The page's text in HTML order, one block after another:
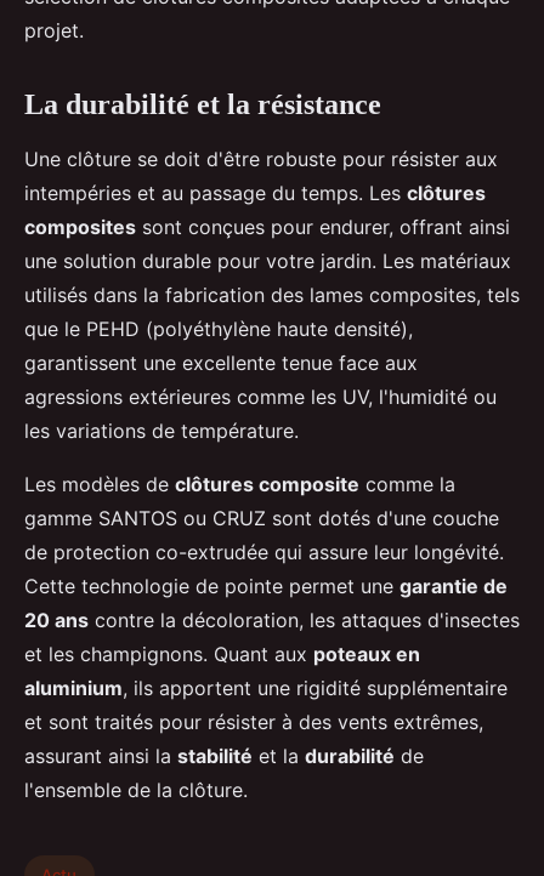
projet.
La durabilité et la résistance
Une clôture se doit d'être robuste pour résister aux
intempéries et au passage du temps. Les clôtures
composites sont conçues pour endurer, offrant ainsi
une solution durable pour votre jardin. Les matériaux
utilisés dans la fabrication des lames composites, tels
que le PEHD (polyéthylène haute densité),
garantissent une excellente tenue face aux
agressions extérieures comme les UV, l'humidité ou
les variations de température.
Les modèles de clôtures composite comme la
gamme SANTOS ou CRUZ sont dotés d'une couche
de protection co-extrudée qui assure leur longévité.
Cette technologie de pointe permet une garantie de
20 ans contre la décoloration, les attaques d'insectes
et les champignons. Quant aux poteaux en
aluminium, ils apportent une rigidité supplémentaire
et sont traités pour résister à des vents extrêmes,
assurant ainsi la stabilité et la durabilité de
l'ensemble de la clôture.